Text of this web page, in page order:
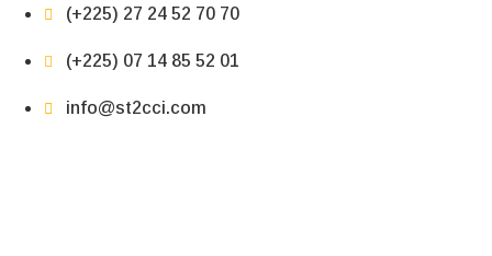
(+225) 27 24 52 70 70
(+225) 07 14 85 52 01
info@st2cci.com